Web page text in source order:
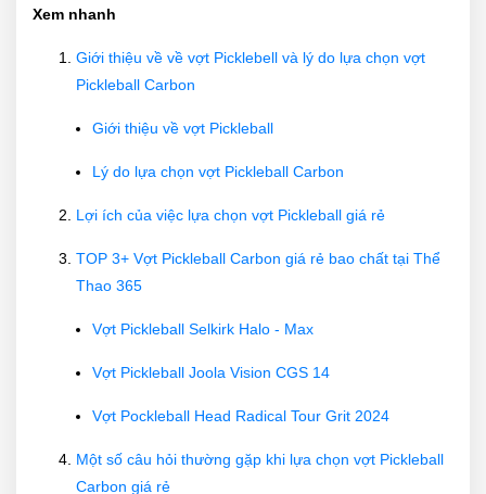
Xem nhanh
Giới thiệu về về vợt Picklebell và lý do lựa chọn vợt
Pickleball Carbon
Giới thiệu về vợt Pickleball
Lý do lựa chọn vợt Pickleball Carbon
Lợi ích của việc lựa chọn vợt Pickleball giá rẻ
TOP 3+ Vợt Pickleball Carbon giá rẻ bao chất tại Thể
Thao 365
Vợt Pickleball Selkirk Halo - Max
Vợt Pickleball Joola Vision CGS 14
Vợt Pockleball Head Radical Tour Grit 2024
Một số câu hỏi thường gặp khi lựa chọn vợt Pickleball
Carbon giá rẻ